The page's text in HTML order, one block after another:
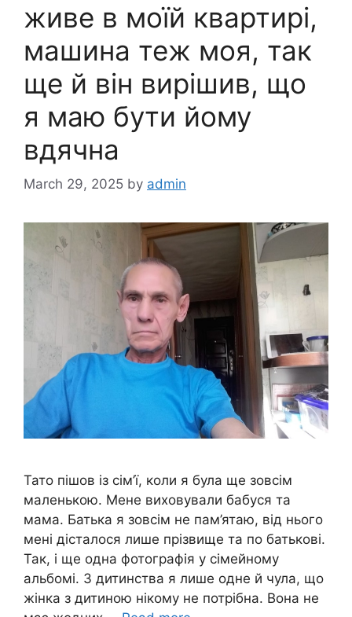
живе в моїй квартирі,
машина теж моя, так
ще й він вирішив, що
я маю бути йому
вдячна
March 29, 2025 by admin
Тато пішов із сім’ї, коли я була ще зовсім
маленькою. Мене виховували бабуся та
мама. Батька я зовсім не пам’ятаю, від нього
мені дісталося лише прізвище та по батькові.
Так, і ще одна фотографія у сімейному
альбомі. З дитинства я лише одне й чула, що
жінка з дитиною нікому не потрібна. Вона не